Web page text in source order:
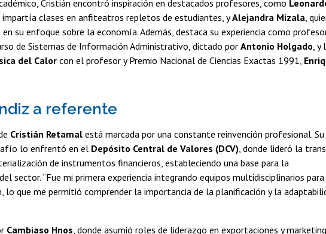
Cristián encontró inspiración en destacados profesores, como
impartía clases en anfiteatros repletos de estudiantes, yAlejandra Mizala ,
su enfoque sobre la economía. Además, destaca su experiencia como
de Sistemas de Información Administrativo, dictado por Antonio Holgado ,
del Calorcon el profesor y Premio Nacional de Ciencias Exactas 1991,
a referente
Cristián Retamal está marcada por una constante reinvención profesional. Su
lo enfrentó en el Depósito Central de Valores (DCV) , donde lideró la
de instrumentos financieros, estableciendo una base para la
sector. “Fue mi primera experiencia integrando equipos multidisciplinarios para
lo que me permitió comprender la importancia de la planificación y la
Cambiaso Hnos , donde asumió roles de liderazgo en exportaciones y